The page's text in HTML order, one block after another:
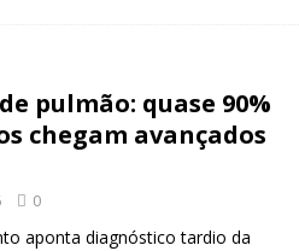
pulmão: quase 90%
chegam avançados
0
aponta diagnóstico tardio da